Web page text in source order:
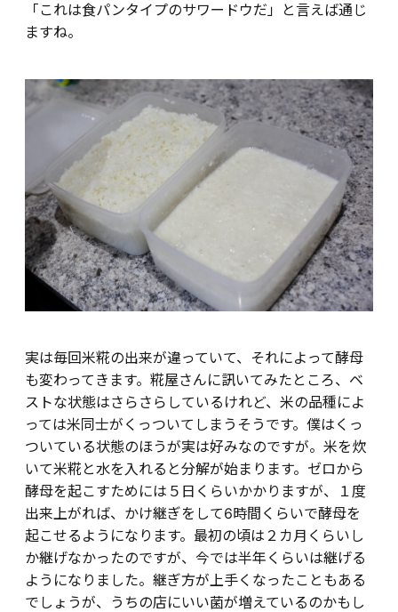
「これは食パンタイプのサワードウだ」と言えば通じ
ますね。
実は毎回米糀の出来が違っていて、それによって酵母
も変わってきます。糀屋さんに訊いてみたところ、ベ
ストな状態はさらさらしているけれど、米の品種によ
っては米同士がくっついてしまうそうです。僕はくっ
ついている状態のほうが実は好みなのですが。米を炊
いて米糀と水を入れると分解が始まります。ゼロから
酵母を起こすためには５日くらいかかりますが、１度
出来上がれば、かけ継ぎをして6時間くらいで酵母を
起こせるようになります。最初の頃は２カ月くらいし
か継げなかったのですが、今では半年くらいは継げる
ようになりました。継ぎ方が上手くなったこともある
でしょうが、うちの店にいい菌が増えているのかもし